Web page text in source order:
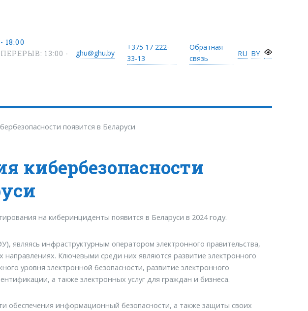
18:00
13:00 -
ghu@ghu.by
+375 17 222-
33-13
Обратная
связь
RU BY
появится в Беларуси
кибербезопасности
на киберинциденты появится в Беларуси в 2024 году.
являясь инфраструктурным оператором электронного правительства,
направлениях. Ключевыми среди них являются развитие электронного
уровня электронной безопасности, развитие электронного
а также электронных услуг для граждан и бизнеса.
обеспечения информационный безопасности, а также защиты своих